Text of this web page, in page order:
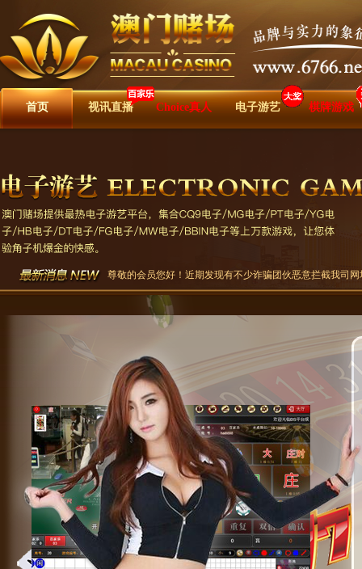
首页 视讯直播 Choice真人 电子游艺 棋牌游戏
尊敬的会员您好！近期发现有不少诈骗团伙恶意拦截我司网